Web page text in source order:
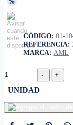
CÓDIGO: 01-
REFERENCIA:
MARCA: AML
UNIDAD